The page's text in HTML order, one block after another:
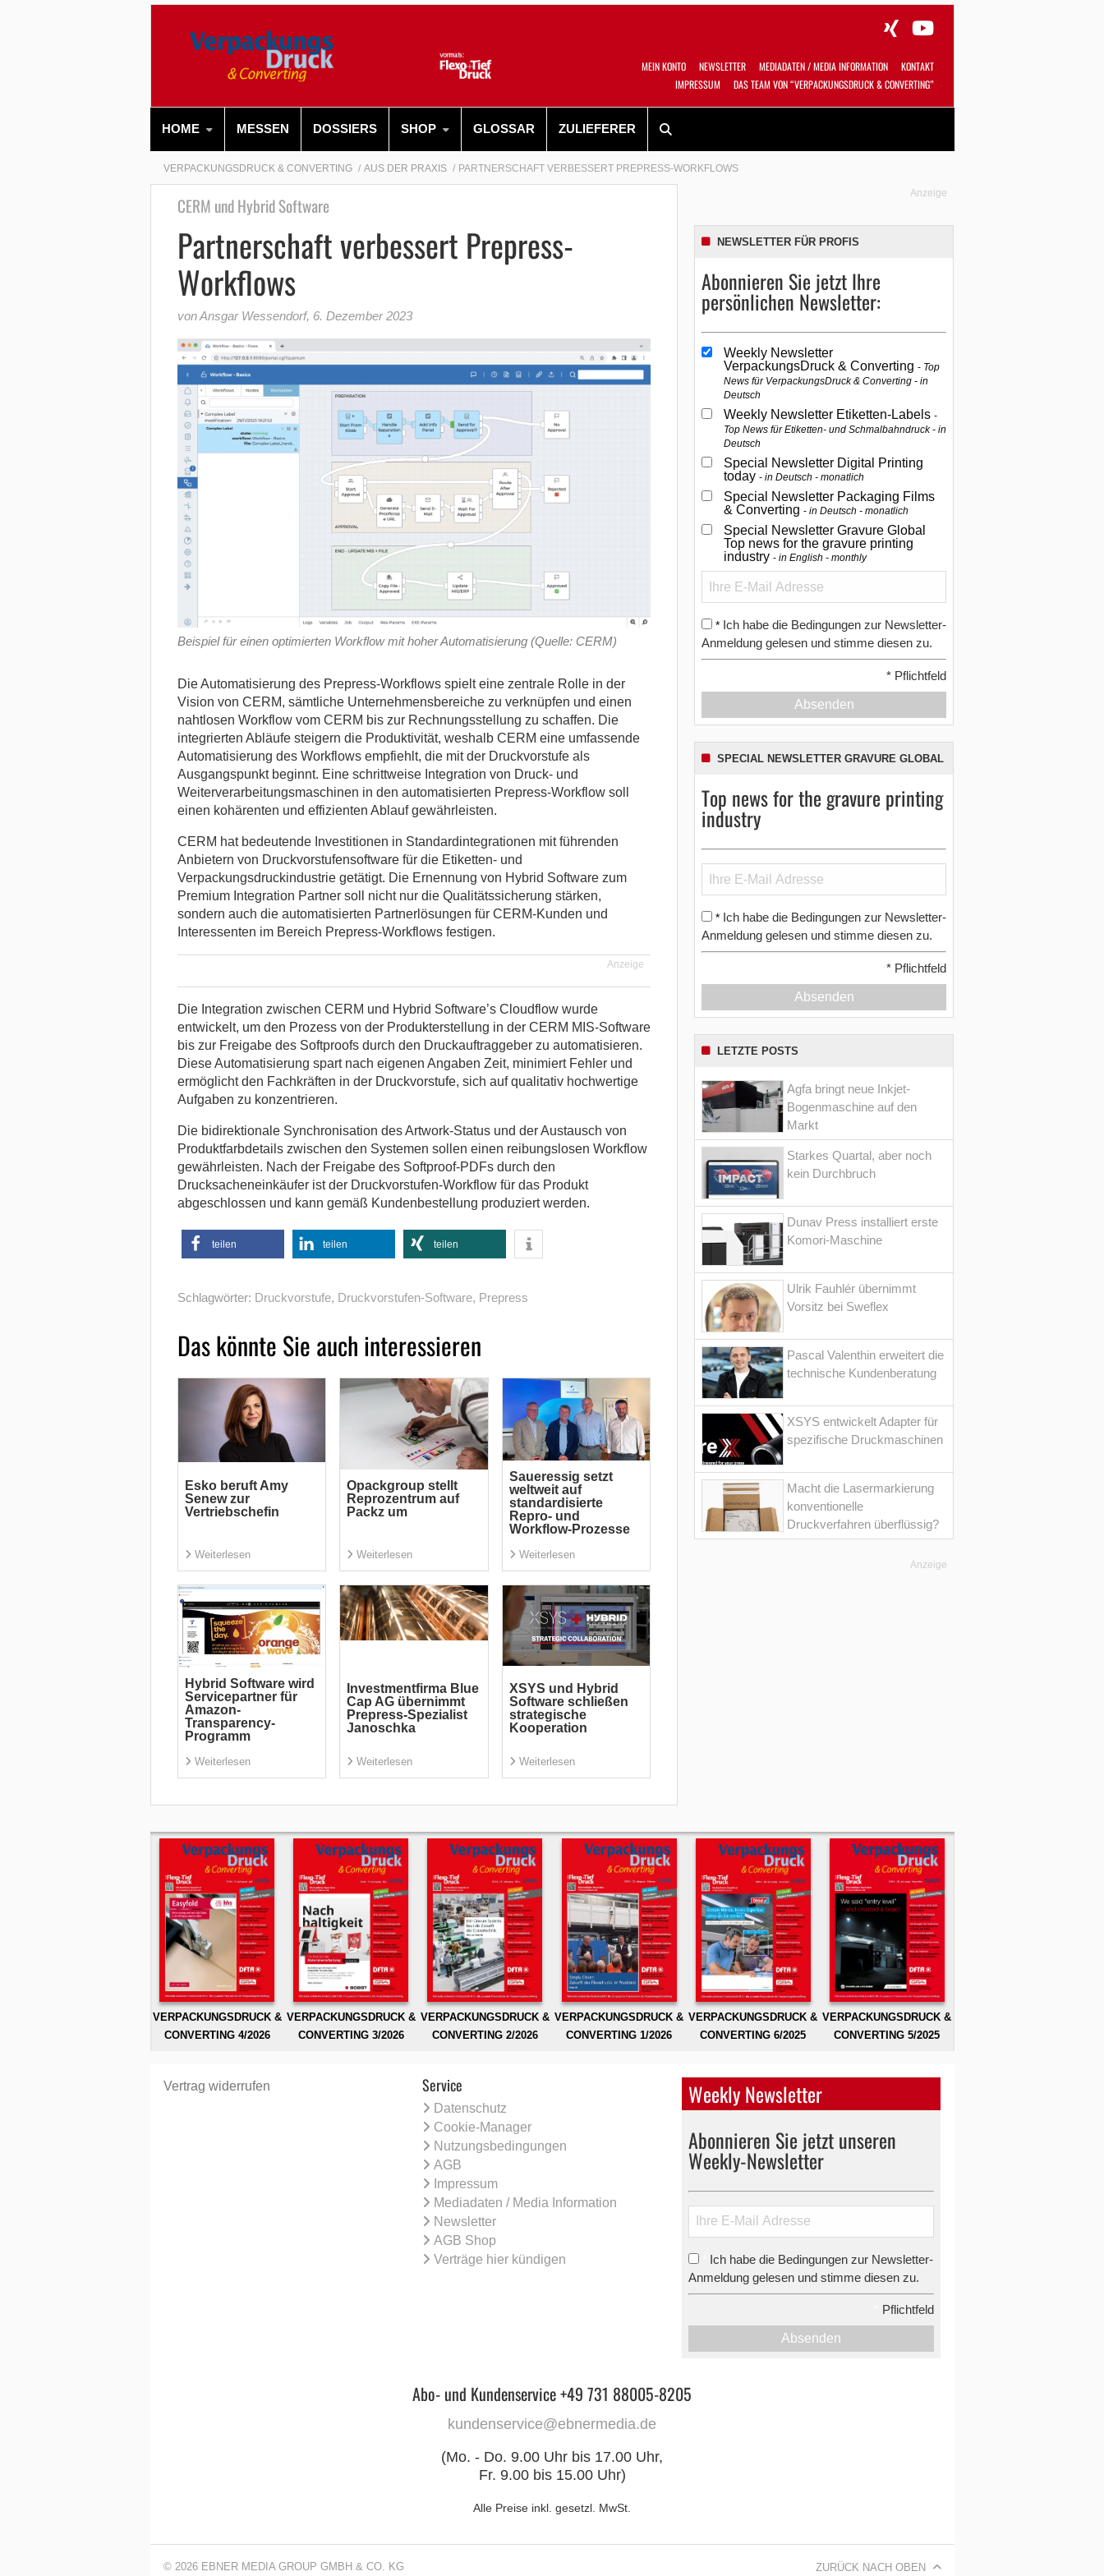
MEIN KONTO NEWSLETTER MEDIADATEN / MEDIA INFORMATION
KONTAKT
IMPRESSUM
DAS TEAM VON “VERPACKUNGSDRUCK & CONVERTING”
HOME MESSEN DOSSIERS SHOP GLOSSAR ZULIEFERER
VERPACKUNGSDRUCK & CONVERTING AUS DER PRAXIS PARTNERSCHAFT VERBESSERT PREPRESS-WORKFLOWS
CERM und Hybrid Software
Partnerschaft verbessert Prepress-
Workflows
von Ansgar Wessendorf, 6. Dezember 2023
Beispiel für einen optimierten Workflow mit hoher Automatisierung (Quelle: CERM)
Die Automatisierung des Prepress-Workflows spielt eine zentrale Rolle in der
Vision von CERM, sämtliche Unternehmensbereiche zu verknüpfen und einen
nahtlosen Workflow vom CERM bis zur Rechnungsstellung zu schaffen. Die
integrierten Abläufe steigern die Produktivität, weshalb CERM eine umfassende
Automatisierung des Workflows empfiehlt, die mit der Druckvorstufe als
Ausgangspunkt beginnt. Eine schrittweise Integration von Druck- und
Weiterverarbeitungsmaschinen in den automatisierten Prepress-Workflow soll
einen kohärenten und effizienten Ablauf gewährleisten.
CERM hat bedeutende Investitionen in Standardintegrationen mit führenden
Anbietern von Druckvorstufensoftware für die Etiketten- und
Verpackungsdruckindustrie getätigt. Die Ernennung von Hybrid Software zum
Premium Integration Partner soll nicht nur die Qualitätssicherung stärken,
sondern auch die automatisierten Partnerlösungen für CERM-Kunden und
Interessenten im Bereich Prepress-Workflows festigen.
Anzeige
Die Integration zwischen CERM und Hybrid Software’s Cloudflow wurde
entwickelt, um den Prozess von der Produkterstellung in der CERM MIS-Software
bis zur Freigabe des Softproofs durch den Druckauftraggeber zu automatisieren.
Diese Automatisierung spart nach eigenen Angaben Zeit, minimiert Fehler und
ermöglicht den Fachkräften in der Druckvorstufe, sich auf qualitativ hochwertige
Aufgaben zu konzentrieren.
Die bidirektionale Synchronisation des Artwork-Status und der Austausch von
Produktfarbdetails zwischen den Systemen sollen einen reibungslosen Workflow
gewährleisten. Nach der Freigabe des Softproof-PDFs durch den
Drucksacheneinkäufer ist der Druckvorstufen-Workflow für das Produkt
abgeschlossen und kann gemäß Kundenbestellung produziert werden.
teilen teilen teilen
Schlagwörter: Druckvorstufe, Druckvorstufen-Software, Prepress
Das könnte Sie auch interessieren
Esko beruft Amy
Senew zur
Vertriebschefin
Weiterlesen
Opackgroup stellt
Reprozentrum auf
Packz um
Weiterlesen
Saueressig setzt
weltweit auf
standardisierte
Repro- und
Workflow-Prozesse
Weiterlesen
Hybrid Software wird
Servicepartner für
Amazon-
Transparency-
Programm
Weiterlesen
Investmentfirma Blue
Cap AG übernimmt
Prepress-Spezialist
Janoschka
Weiterlesen
XSYS und Hybrid
Software schließen
strategische
Kooperation
Weiterlesen
Anzeige
NEWSLETTER FÜR PROFIS
Abonnieren Sie jetzt Ihre
persönlichen Newsletter:
Weekly Newsletter
VerpackungsDruck & Converting Top
News für VerpackungsDruck & Converting - in
Deutsch
Weekly Newsletter Etiketten-Labels
Top News für Etiketten- und Schmalbahndruck - in
Deutsch
Special Newsletter Digital Printing
today in Deutsch - monatlich
Special Newsletter Packaging Films
& Converting in Deutsch - monatlich
Special Newsletter Gravure Global
Top news for the gravure printing
industry in English - monthly
* Ich habe die Bedingungen zur Newsletter-
Anmeldung gelesen und stimme diesen zu.
* Pflichtfeld
Absenden
SPECIAL NEWSLETTER GRAVURE GLOBAL
Top news for the gravure printing
industry
* Ich habe die Bedingungen zur Newsletter-
Anmeldung gelesen und stimme diesen zu.
* Pflichtfeld
Absenden
LETZTE POSTS
Agfa bringt neue Inkjet-
Bogenmaschine auf den
Markt
Starkes Quartal, aber noch
kein Durchbruch
Dunav Press installiert erste
Komori-Maschine
Ulrik Fauhlér übernimmt
Vorsitz bei Sweflex
Pascal Valenthin erweitert die
technische Kundenberatung
XSYS entwickelt Adapter für
spezifische Druckmaschinen
Macht die Lasermarkierung
konventionelle
Druckverfahren überflüssig?
Anzeige
VERPACKUNGSDRUCK &
CONVERTING 4/2026
VERPACKUNGSDRUCK &
CONVERTING 3/2026
VERPACKUNGSDRUCK &
CONVERTING 2/2026
VERPACKUNGSDRUCK &
CONVERTING 1/2026
VERPACKUNGSDRUCK &
CONVERTING 6/2025
VERPACKUNGSDRUCK &
CONVERTING 5/2025
Vertrag widerrufen Service
Datenschutz
Cookie-Manager
Nutzungsbedingungen
AGB
Impressum
Mediadaten / Media Information
Newsletter
AGB Shop
Verträge hier kündigen
Weekly Newsletter
Abonnieren Sie jetzt unseren
Weekly-Newsletter
Ich habe die Bedingungen zur Newsletter-
Anmeldung gelesen und stimme diesen zu.
Pflichtfeld
Absenden
Abo- und Kundenservice +49 731 88005-8205
kundenservice@ebnermedia.de
(Mo. - Do. 9.00 Uhr bis 17.00 Uhr,
Fr. 9.00 bis 15.00 Uhr)
Alle Preise inkl. gesetzl. MwSt.
© 2026 EBNER MEDIA GROUP GMBH & CO. KG ZURÜCK NACH OBEN